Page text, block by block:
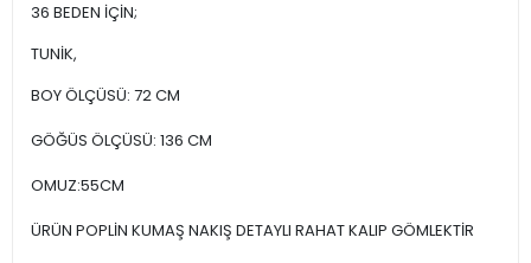
36 BEDEN İÇİN;
TUNİK,
BOY ÖLÇÜSÜ: 72 CM
GÖĞÜS ÖLÇÜSÜ: 136 CM
OMUZ:55CM
ÜRÜN POPLİN KUMAŞ NAKIŞ DETAYLI RAHAT KALIP GÖMLEKTİR